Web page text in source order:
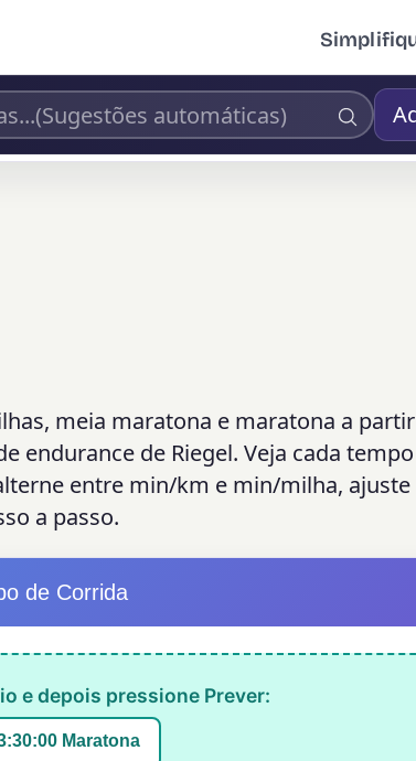
meia maratona e maratona a
endurance de Riegel. Veja cada
entre min/km e min/milha,
a passo.
de Corrida
e depois pressione Prever:
Maratona